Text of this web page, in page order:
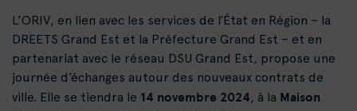
L’ORIV, en lien avec les services de l’État en Région – la
DREETS Grand Est et la Préfecture Grand Est – et en
partenariat avec le réseau DSU Grand Est, propose une
journée d’échanges autour des nouveaux contrats de
ville. Elle se tiendra le 14 novembre 2024, à la Maison